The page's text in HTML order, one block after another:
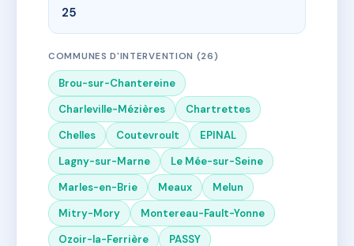
25
COMMUNES D'INTERVENTION (26)
Brou-sur-Chantereine
Charleville-Mézières
Chartrettes
Chelles
Coutevroult
EPINAL
Lagny-sur-Marne
Le Mée-sur-Seine
Marles-en-Brie
Meaux
Melun
Mitry-Mory
Montereau-Fault-Yonne
Ozoir-la-Ferrière
PASSY